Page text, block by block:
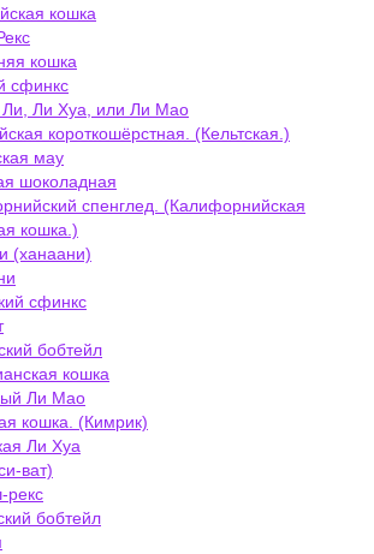
кошка
кошка
сфинкс
Ли, Ли Хуа, или Ли Мао
короткошёрстная. (Кельтская.)
мау
шоколадная
спенглед. (Калифорнийская
кошка.)
(ханаани)
сфинкс
бобтейл
кошка
Ли Мао
кошка. (Кимрик)
Ли Хуа
ват)
рекс
бобтейл